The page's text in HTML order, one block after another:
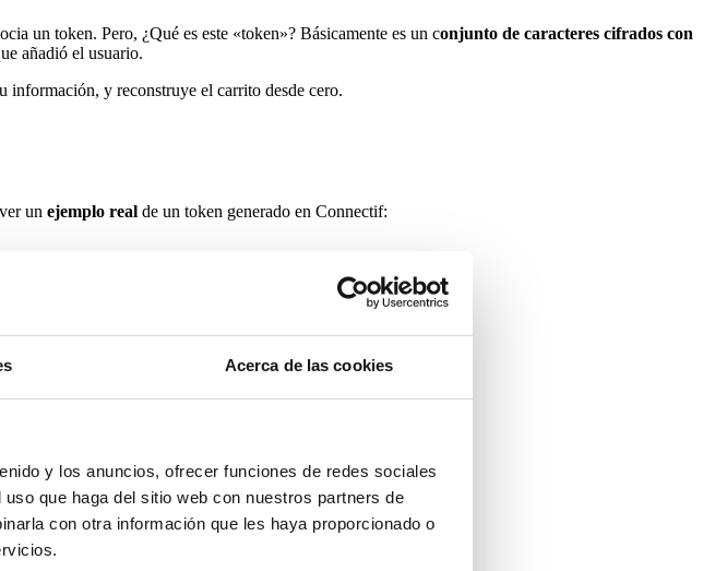
Acerca de las cookies
y los anuncios, ofrecer funciones de redes sociales
que haga del sitio web con nuestros partners de
con otra información que les haya proporcionado o
un token. Pero, ¿Qué es este «token»? Básicamente es un conjunto de caracteres cifrados con
añadió el usuario.
y reconstruye el carrito desde cero.
un ejemplo realde un token generado en Connectif: